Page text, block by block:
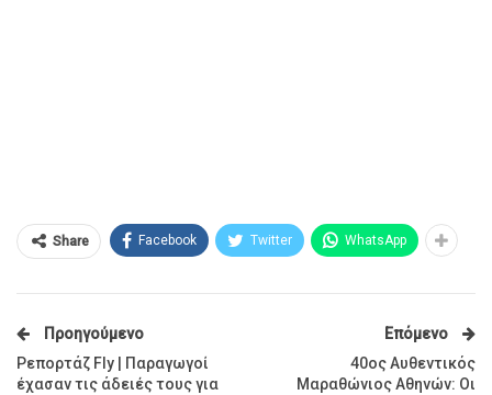
Share Facebook Twitter WhatsApp
Προηγούμενο
Ρεπορτάζ Fly | Παραγωγοί
έχασαν τις άδειές τους για
Επόμενο
40ος Αυθεντικός
Μαραθώνιος Αθηνών: Οι